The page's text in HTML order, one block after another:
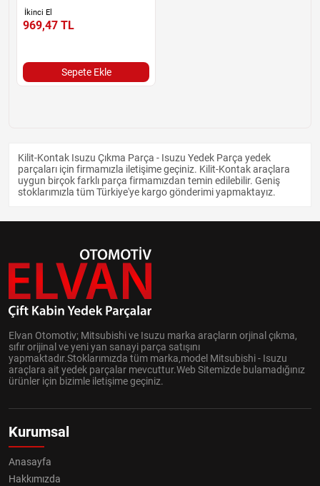
İkinci El
969,47 TL
Sepete Ekle
Kilit-Kontak Isuzu Çıkma Parça - Isuzu Yedek Parça yedek
parçaları için firmamızla iletişime geçiniz. Kilit-Kontak araçlara
uygun birçok farklı parça firmamızdan temin edilebilir. Geniş
stoklarımızla tüm Türkiye'ye kargo gönderimi yapmaktayız.
Elvan Otomotiv; Mitsubishi ve Isuzu marka araçların orjinal çıkma,
sıfır orijinal ve yeni yan sanayi parça satışını
yapmaktadır.Stoklarımızda tüm marka,model Mitsubishi - Isuzu
araçlara ait yedek parçalar mevcuttur.Web Sitemizde bulamadığınız
ürünler için bizimle iletişime geçiniz.
Kurumsal
Anasayfa
Hakkımızda